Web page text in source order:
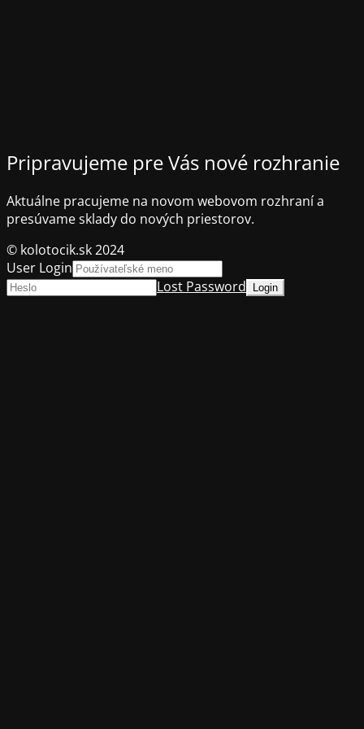
Pripravujeme pre Vás nové rozhranie
Aktuálne pracujeme na novom webovom rozhraní a
presúvame sklady do nových priestorov.
© kolotocik.sk 2024
User Login
Lost Password